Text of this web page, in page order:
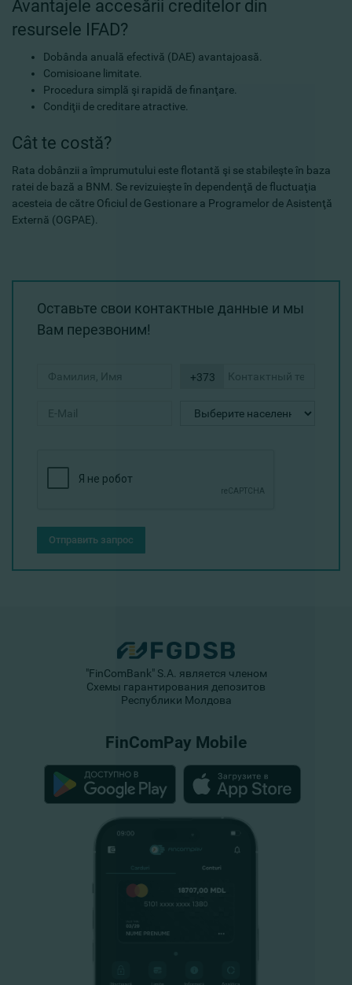
Avantajele accesării creditelor din
resursele IFAD?
Dobânda anuală efectivă (DAE) avantajoasă.
Comisioane limitate.
Procedura simplă şi rapidă de finanţare.
Condiţii de creditare atractive.
Cât te costă?
Rata dobânzii a împrumutului este flotantă şi se stabileşte în baza
ratei de bază a BNM. Se revizuieşte în dependenţă de fluctuaţia
acesteia de către Oficiul de Gestionare a Programelor de Asistenţă
Externă (OGPAE).
Оставьте свои контактные данные и мы
Вам перезвоним!
+373
Отправить запрос
"FinComBank" S.A. является членом
Схемы гарантирования депозитов
Республики Молдова
FinComPay Mobile